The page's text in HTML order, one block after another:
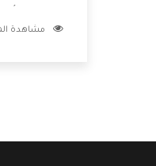
أفضل خدمات
مشاهدة